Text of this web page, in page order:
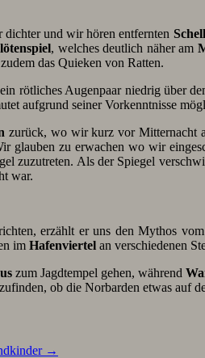
und wir hören entfernten
, welches deutlich näher am
das Quieken von Ratten.
rötliches Augenpaar niedrig über
aufgrund seiner Vorkenntnisse
zurück, wo wir kurz vor Mitternacht
glauben zu erwachen wo wir
zuzutreten. Als der Spiegel
war.
erzählt er uns den Mythos vom
im Hafenviertel an verschiedenen
zum Jagdtempel gehen, während
ob die Norbarden etwas auf
→